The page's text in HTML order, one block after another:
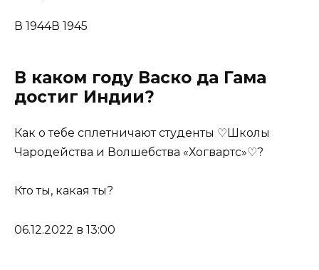
В 1944В 1945
В каком году Васко да Гама
достиг Индии?
Как о тебе сплетничают студенты ♡Школы
Чародейства и Волшебства «Хогвартс»♡?
Кто ты, какая ты?
06.12.2022 в 13:00